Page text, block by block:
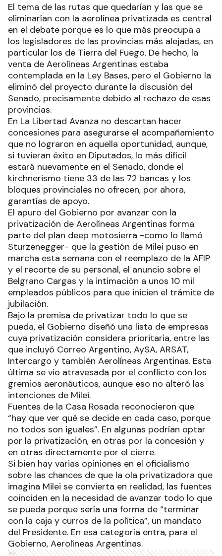
El tema de las rutas que quedarían y las que se
eliminarían con la aerolínea privatizada es central
en el debate porque es lo que más preocupa a
los legisladores de las provincias más alejadas, en
particular los de Tierra del Fuego. De hecho, la
venta de Aerolíneas Argentinas estaba
contemplada en la Ley Bases, pero el Gobierno la
eliminó del proyecto durante la discusión del
Senado, precisamente debido al rechazo de esas
provincias.
En La Libertad Avanza no descartan hacer
concesiones para asegurarse el acompañamiento
que no lograron en aquella oportunidad, aunque,
si tuvieran éxito en Diputados, lo más difícil
estará nuevamente en el Senado, donde el
kirchnerismo tiene 33 de las 72 bancas y los
bloques provinciales no ofrecen, por ahora,
garantías de apoyo.
El apuro del Gobierno por avanzar con la
privatización de Aerolíneas Argentinas forma
parte del plan deep motosierra -como lo llamó
Sturzenegger- que la gestión de Milei puso en
marcha esta semana con el reemplazo de la AFIP
y el recorte de su personal, el anuncio sobre el
Belgrano Cargas y la intimación a unos 10 mil
empleados públicos para que inicien el trámite de
jubilación.
Bajo la premisa de privatizar todo lo que se
pueda, el Gobierno diseñó una lista de empresas
cuya privatización considera prioritaria, entre las
que incluyó Correo Argentino, AySA, ARSAT,
Intercargo y también Aerolíneas Argentinas. Esta
última se vio atravesada por el conflicto con los
gremios aeronáuticos, aunque eso no alteró las
intenciones de Milei.
Fuentes de la Casa Rosada reconocieron que
“hay que ver qué se decide en cada caso, porque
no todos son iguales”. En algunas podrían optar
por la privatización, en otras por la concesión y
en otras directamente por el cierre.
Si bien hay varias opiniones en el oficialismo
sobre las chances de que la ola privatizadora que
imagina Milei se convierta en realidad, las fuentes
coinciden en la necesidad de avanzar todo lo que
se pueda porque sería una forma de “terminar
con la caja y curros de la política”, un mandato
del Presidente. En esa categoría entra, para el
Gobierno, Aerolíneas Argentinas.
Ads